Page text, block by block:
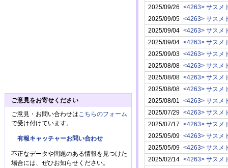
2025/09/26 <4263> サスメ
2025/09/05 <4263> サスメ
2025/09/04 <4263> サスメ
2025/09/04 <4263> サスメ
2025/09/03 <4263> サスメ
2025/08/08 <4263> サスメ
2025/08/08 <4263> サスメ
2025/08/08 <4263> サスメ
2025/08/01
<4263> サスメ
2025/07/29 <4263> サスメ
2025/07/17 <4263> サスメ
2025/05/09 <4263> サスメ
2025/05/09 <4263> サスメ
2025/02/14 <4263> サスメ
ご意見をお寄せください
ご意見・お問い合わせは こちらのフォーム
で受け付けています。
有報キャッチャーお問い合わせ
不正なデータや問題のある情報を見つけた
場合には、ぜひお知らせください。